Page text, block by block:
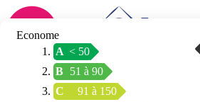
Connexion / Inscription
Trouver mon
espace conseil
Econome
A < 50
B 51 à 90
C
91 à 150